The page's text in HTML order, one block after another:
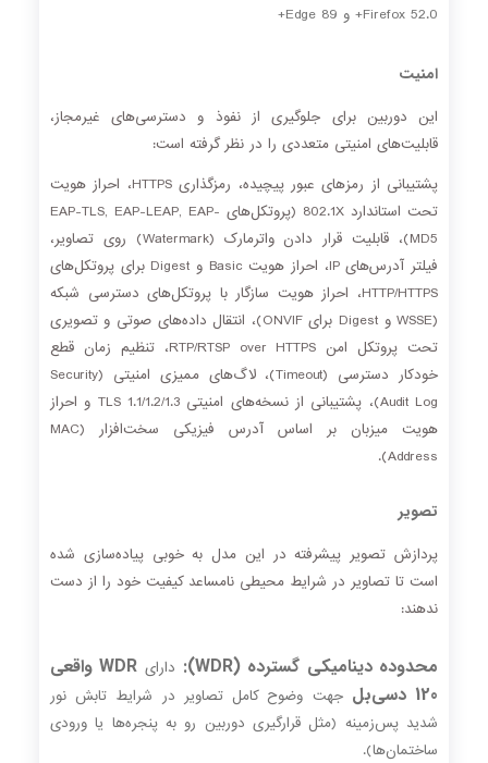
Firefox 52.0+ و Edge 89+
امنیت
این دوربین برای جلوگیری از نفوذ و دسترسی‌های غیرمجاز،
قابلیت‌های امنیتی متعددی را در نظر گرفته است:
پشتیبانی از رمزهای عبور پیچیده، رمزگذاری HTTPS، احراز هویت
تحت استاندارد 802.1X (پروتکل‌های EAP-TLS, EAP-LEAP, EAP-
MD5)، قابلیت قرار دادن واترمارک (Watermark) روی تصاویر،
فیلتر آدرس‌های IP، احراز هویت Basic و Digest برای پروتکل‌های
HTTP/HTTPS، احراز هویت سازگار با پروتکل‌های دسترسی شبکه
(WSSE و Digest برای ONVIF)، انتقال داده‌های صوتی و تصویری
تحت پروتکل امن RTP/RTSP over HTTPS، تنظیم زمان قطع
خودکار دسترسی (Timeout)، لاگ‌های ممیزی امنیتی (Security
Audit Log)، پشتیبانی از نسخه‌های امنیتی TLS 1.1/1.2/1.3 و احراز
هویت میزبان بر اساس آدرس فیزیکی سخت‌افزار (MAC
Address).
تصویر
پردازش تصویر پیشرفته در این مدل به خوبی پیاده‌سازی شده
است تا تصاویر در شرایط محیطی نامساعد کیفیت خود را از دست
ندهند:
محدوده دینامیکی گسترده (WDR): دارای
WDR واقعی
120 دسی‌بل
جهت وضوح کامل تصاویر در شرایط تابش نور
شدید پس‌زمینه (مثل قرارگیری دوربین رو به پنجره‌ها یا ورودی
ساختمان‌ها).